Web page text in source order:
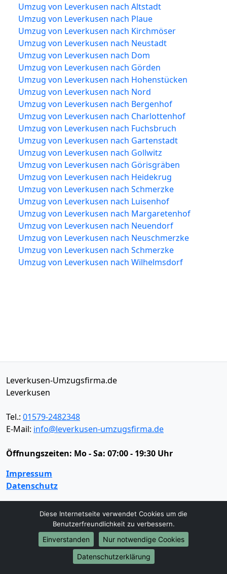
Umzug von Leverkusen nach Altstadt
Umzug von Leverkusen nach Plaue
Umzug von Leverkusen nach Kirchmöser
Umzug von Leverkusen nach Neustadt
Umzug von Leverkusen nach Dom
Umzug von Leverkusen nach Görden
Umzug von Leverkusen nach Hohenstücken
Umzug von Leverkusen nach Nord
Umzug von Leverkusen nach Bergenhof
Umzug von Leverkusen nach Charlottenhof
Umzug von Leverkusen nach Fuchsbruch
Umzug von Leverkusen nach Gartenstadt
Umzug von Leverkusen nach Gollwitz
Umzug von Leverkusen nach Görisgräben
Umzug von Leverkusen nach Heidekrug
Umzug von Leverkusen nach Schmerzke
Umzug von Leverkusen nach Luisenhof
Umzug von Leverkusen nach Margaretenhof
Umzug von Leverkusen nach Neuendorf
Umzug von Leverkusen nach Neuschmerzke
Umzug von Leverkusen nach Schmerzke
Umzug von Leverkusen nach Wilhelmsdorf
Leverkusen-Umzugsfirma.de
Leverkusen
Tel.: 01579-2482348
E-Mail: info@leverkusen-umzugsfirma.de
Öffnungszeiten: Mo - Sa: 07:00 - 19:30 Uhr
Impressum
Datenschutz
Umzugsservice
Umzugsservice Behördenumzug
Büroumzug
Fernumzug
Firmenumzug
Laborumzug
Praxisumzug
Privatumzug
Diese Internetseite verwendet Cookies um die
Benutzerfreundlichkeit zu verbessern.
Einverstanden
Nur notwendige Cookies
Datenschutzerklärung